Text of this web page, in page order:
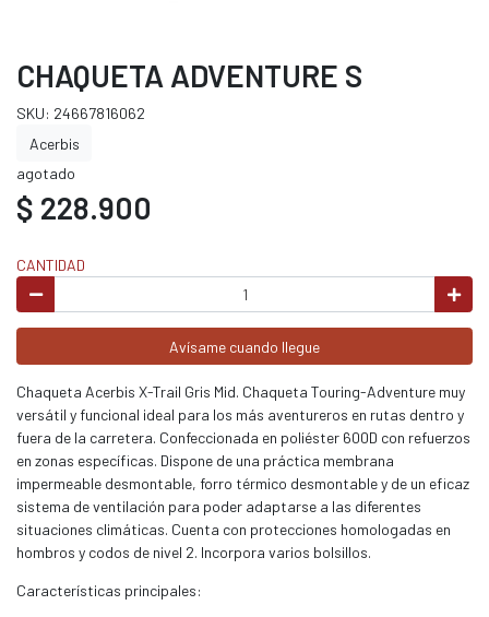
CHAQUETA ADVENTURE S
SKU: 24667816062
Acerbis
agotado
$ 228.900
CANTIDAD
Avísame cuando llegue
Chaqueta Acerbis X-Trail Gris Mid. Chaqueta Touring-Adventure muy
versátil y funcional ideal para los más aventureros en rutas dentro y
fuera de la carretera. Confeccionada en poliéster 600D con refuerzos
en zonas específicas. Dispone de una práctica membrana
impermeable desmontable, forro térmico desmontable y de un eficaz
sistema de ventilación para poder adaptarse a las diferentes
situaciones climáticas. Cuenta con protecciones homologadas en
hombros y codos de nivel 2. Incorpora varios bolsillos.
Características principales: